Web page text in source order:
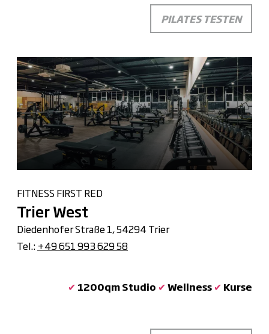
PILATES TESTEN
FITNESS FIRST RED
Trier West
Diedenhofer Straße 1, 54294 Trier
Tel.: +49 651 993 629 58
✔ 1200qm Studio ✔Wellness ✔ Kurse